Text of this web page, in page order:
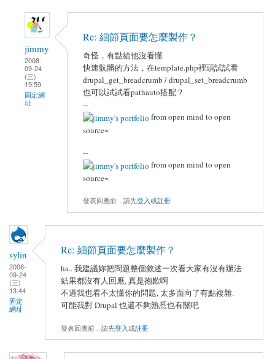
jimmy
2008-
09-24
(三)
19:59
固定網
址
Re: 細節頁面要怎麼製作？
奇怪，有點給他沒看懂
快速骯髒的方法，在template.php裡頭試試看
drupal_get_breadcrumb / drupal_set_breadcrumb
也可以試試看pathauto搭配？
--
from open mind to open
source~
--
from open mind to open
source~
發表回應前，請先登入或註冊
sylin
2008-
09-24
(三)
13:44
固定
網址
Re: 細節頁面要怎麼製作？
ha.. 我建議妳把問題整個敘述一次看大家有沒有辦法
結果都沒有人回應, 真是抱歉啊
不過我也看不太懂你的問題, 太多面向了有點複雜.
可能我對 Drupal 也還不夠熟悉也有關吧
發表回應前，請先登入或註冊